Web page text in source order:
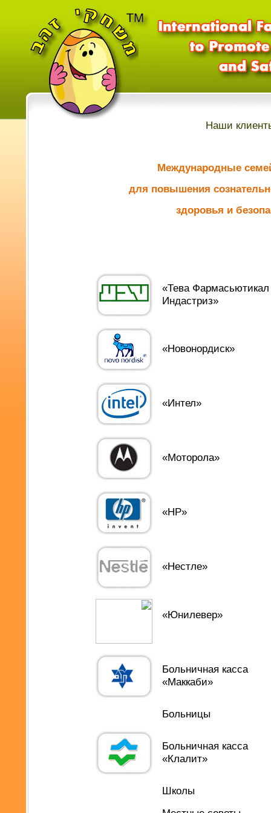
Наши
Международные
для повышения
здоровья и
«Тева Фармасьютикал
Индастриз»
«Новонордиск»
«Интел»
«Моторола»
«HP»
«Нестле»
«Юнилевер»
Больничная касса
«Маккаби»
Больницы
Больничная касса
«Клалит»
Школы